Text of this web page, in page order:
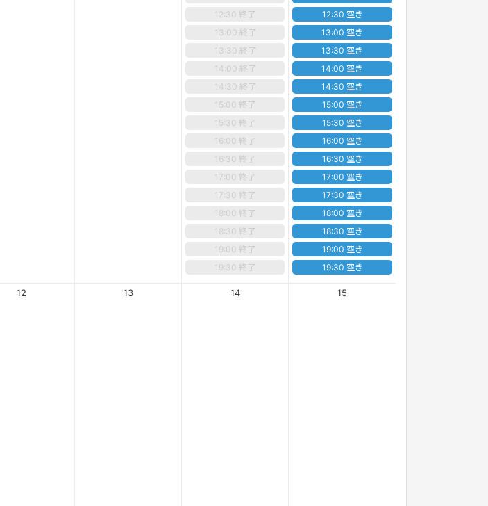
12:30 終了
13:00 終了
13:30 終了
14:00 終了
14:30 終了
15:00 終了
15:30 終了
16:00 終了
16:30 終了
17:00 終了
17:30 終了
18:00 終了
18:30 終了
19:00 終了
19:30 終了
12:30 空き
13:00 空き
13:30 空き
14:00 空き
14:30 空き
15:00 空き
15:30 空き
16:00 空き
16:30 空き
17:00 空き
17:30 空き
18:00 空き
18:30 空き
19:00 空き
19:30 空き
12 13 14 15